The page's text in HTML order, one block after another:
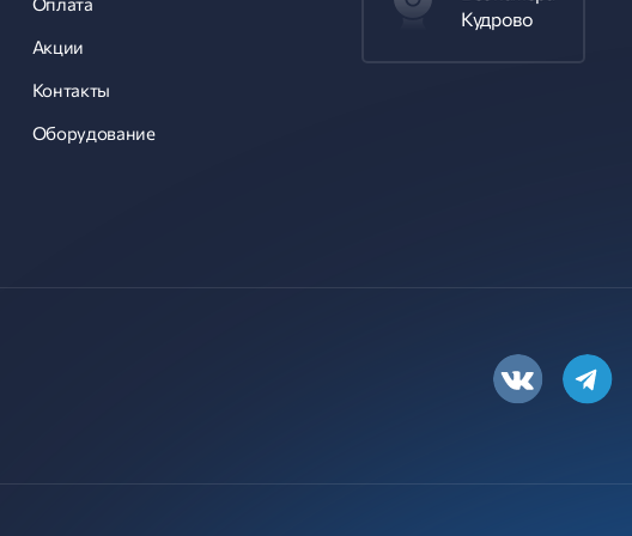
Акции
Контакты
Оборудование
Кудрово